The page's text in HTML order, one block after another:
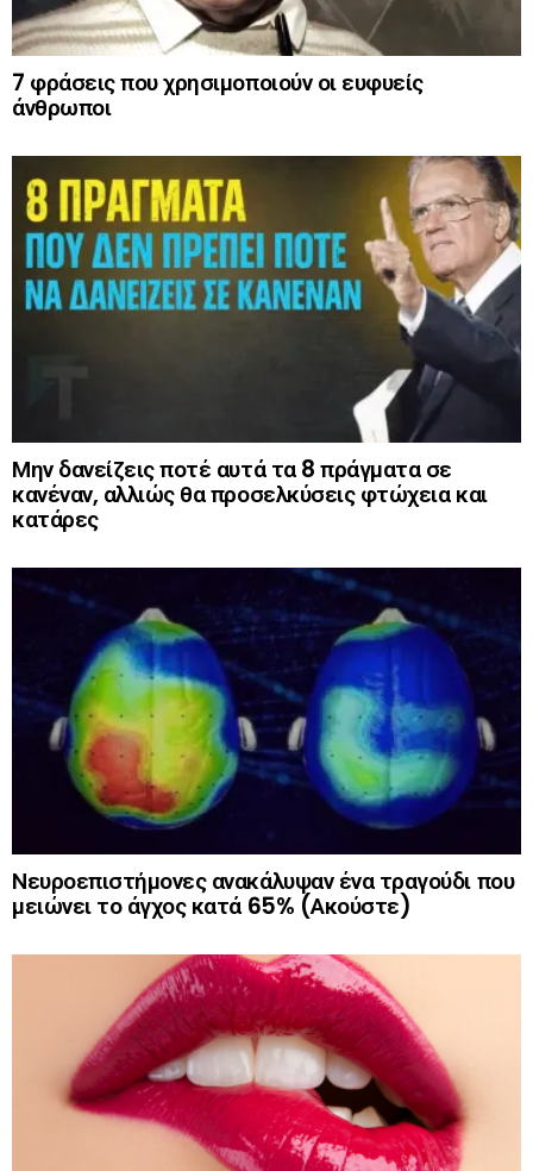
7 φράσεις που χρησιμοποιούν οι ευφυείς
άνθρωποι
Μην δανείζεις ποτέ αυτά τα 8 πράγματα σε
κανέναν, αλλιώς θα προσελκύσεις φτώχεια και
κατάρες
Νευροεπιστήμονες ανακάλυψαν ένα τραγούδι που
μειώνει το άγχος κατά 65% (Ακούστε)